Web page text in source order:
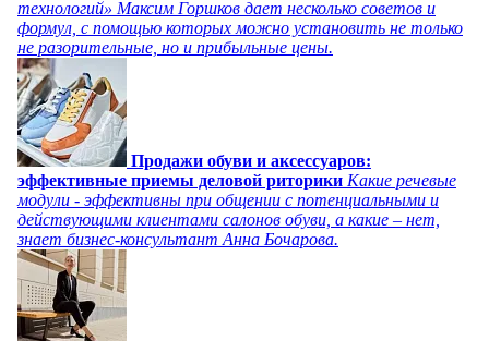
технологий» Максим Горшков дает несколько советов и
формул, с помощью которых можно установить не только
не разорительные, но и прибыльные цены.
Продажи обуви и аксессуаров:
эффективные приемы деловой риторики Какие речевые
модули - эффективны при общении с потенциальными и
действующими клиентами салонов обуви, а какие – нет,
знает бизнес-консультант Анна Бочарова.